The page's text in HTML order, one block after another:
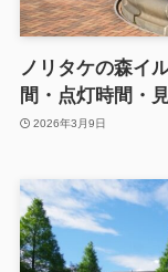
ノリタケの森イ
間・点灯時間・
2026年3月9日